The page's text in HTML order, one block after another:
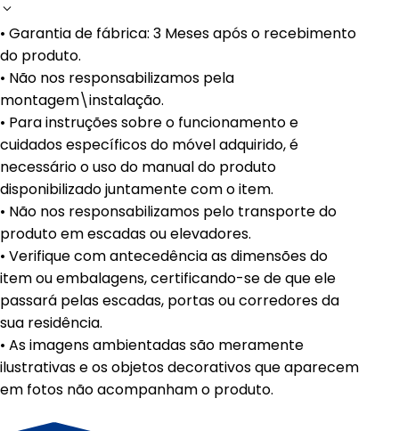
• Garantia de fábrica: 3 Meses após o recebimento
do produto.
• Não nos responsabilizamos pela
montagem\instalação.
• Para instruções sobre o funcionamento e
cuidados específicos do móvel adquirido, é
necessário o uso do manual do produto
disponibilizado juntamente com o item.
• Não nos responsabilizamos pelo transporte do
produto em escadas ou elevadores.
• Verifique com antecedência as dimensões do
item ou embalagens, certificando-se de que ele
passará pelas escadas, portas ou corredores da
sua residência.
• As imagens ambientadas são meramente
ilustrativas e os objetos decorativos que aparecem
em fotos não acompanham o produto.